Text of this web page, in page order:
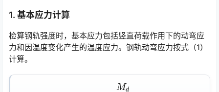
1. 基本应力计算
检算钢轨强度时，基本应力包括竖直荷载作用下的动弯应
力和因温度变化产生的温度应力。钢轨动弯应力按式（1）
计算。
σd1=MdW1σd2=MdW2